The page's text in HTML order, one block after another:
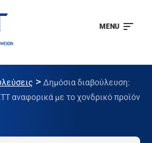
MENU
> Δημόσια διαβούλευση:
αναφορικά με το χονδρικό προϊόν